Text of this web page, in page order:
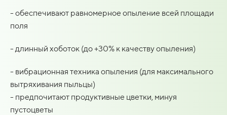
- обеспечивают равномерное опыление всей площади
поля
- длинный хоботок (до +30% к качеству опыления)
- вибрационная техника опыления (для максимального
вытряхивания пыльцы)
- предпочитают продуктивные цветки, минуя
пустоцветы